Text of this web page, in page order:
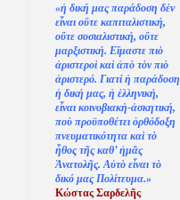
«ἡ δική μας παράδοση δὲν
εἶναι οὔτε καπιταλιστική,
οὔτε σοσιαλιστική, οὔτε
μαρξιστική. Εἴμαστε πιὸ
ἀριστεροὶ καὶ ἀπὸ τὸν πιὸ
ἀριστερό. Γιατίἡ παράδοση
ἡ δική μας, ἡ ἑλληνική,
εἶναι κοινοβιακὴ-ἀσκητική,
ποὺ προϋποθέτει ὀρθόδοξη
πνευματικότητα καὶ τὸ
ἦθος τῆς καθ’ἠμᾶς
Ἀνατολῆς. Αὐτὸ εἶναι τὸ
δικό μας Πολίτευμα.»
Κώστας Σαρδελῆς